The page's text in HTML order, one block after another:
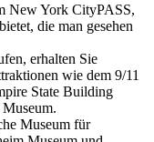
New York CityPASS,
die man gesehen
erhalten Sie
wie dem 9/11
State Building
Museum für